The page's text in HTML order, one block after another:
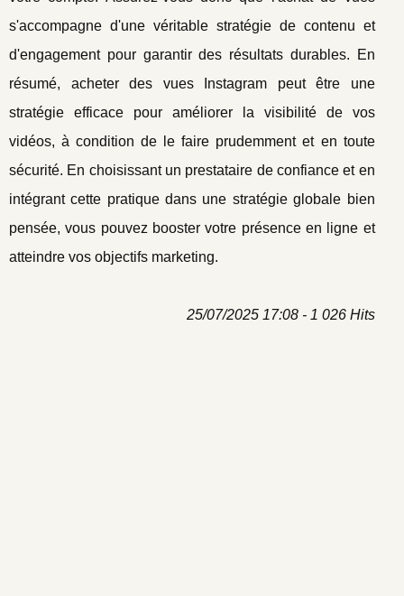
s'accompagne d'une véritable stratégie de contenu et
d'engagement pour garantir des résultats durables. En
résumé, acheter des vues Instagram peut être une
stratégie efficace pour améliorer la visibilité de vos
vidéos, à condition de le faire prudemment et en toute
sécurité. En choisissant un prestataire de confiance et en
intégrant cette pratique dans une stratégie globale bien
pensée, vous pouvez booster votre présence en ligne et
atteindre vos objectifs marketing.
25/07/2025 17:08 - 1 026 Hits